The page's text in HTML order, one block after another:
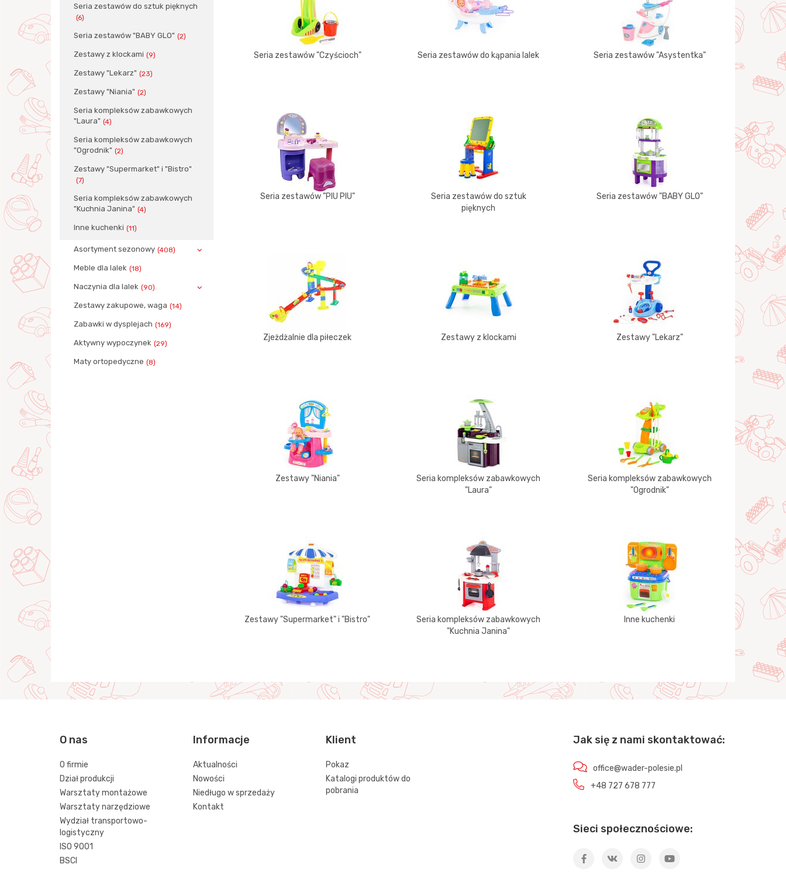
Seria zestawów do sztuk pięknych
(6)
Seria zestawów "BABY GLO" (2)
Zestawy z klockami (9)
Zestawy "Lekarz" (23)
Zestawy "Niania" (2)
Seria kompleksów zabawkowych
"Laura" (4)
Seria kompleksów zabawkowych
"Ogrodnik" (2)
Zestawy "Supermarket" i "Bistro"
(7)
Seria kompleksów zabawkowych
"Kuchnia Janina" (4)
Inne kuchenki (11)
Asortyment sezonowy (408)
Meble dla lalek (18)
Naczynia dla lalek (90)
Zestawy zakupowe, waga (14)
Zabawki w dysplejach (169)
Aktywny wypoczynek (29)
Maty ortopedyczne (8)
Seria zestawów "Czyścioch" Seria zestawów do kąpania lalek Seria zestawów "Asystentka"
Seria zestawów "PIU PIU"
Seria zestawów do sztuk
pięknych
Seria zestawów "BABY GLO"
Zjeżdżalnie dla piłeczek Zestawy z klockami Zestawy "Lekarz"
Zestawy "Niania"
Seria kompleksów zabawkowych
"Laura"
Seria kompleksów zabawkowych
"Ogrodnik"
Zestawy "Supermarket" i "Bistro"
Seria kompleksów zabawkowych
"Kuchnia Janina"
Inne kuchenki
O nas
O firmie
Dział produkcji
Warsztaty montażowe
Warsztaty narzędziowe
Wydział transportowo-
logistyczny
ISO 9001
BSCI
Informacje
Aktualności
Nowości
Niedługo w sprzedaży
Kontakt
Klient
Pokaz
Katalogi produktów do
pobrania
Jak się z nami skontaktować:
office@wader-polesie.pl
+48 727 678 777
Sieci społecznościowe: